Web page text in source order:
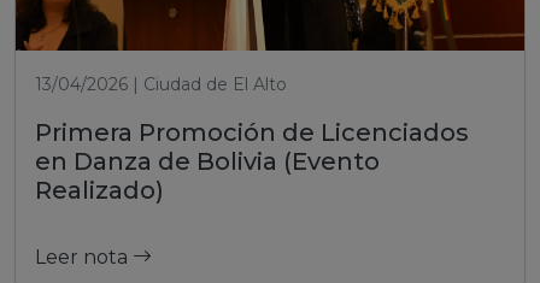
13/04/2026 | Ciudad de El Alto
Primera Promoción de Licenciados
en Danza de Bolivia (Evento
Realizado)
Leer nota